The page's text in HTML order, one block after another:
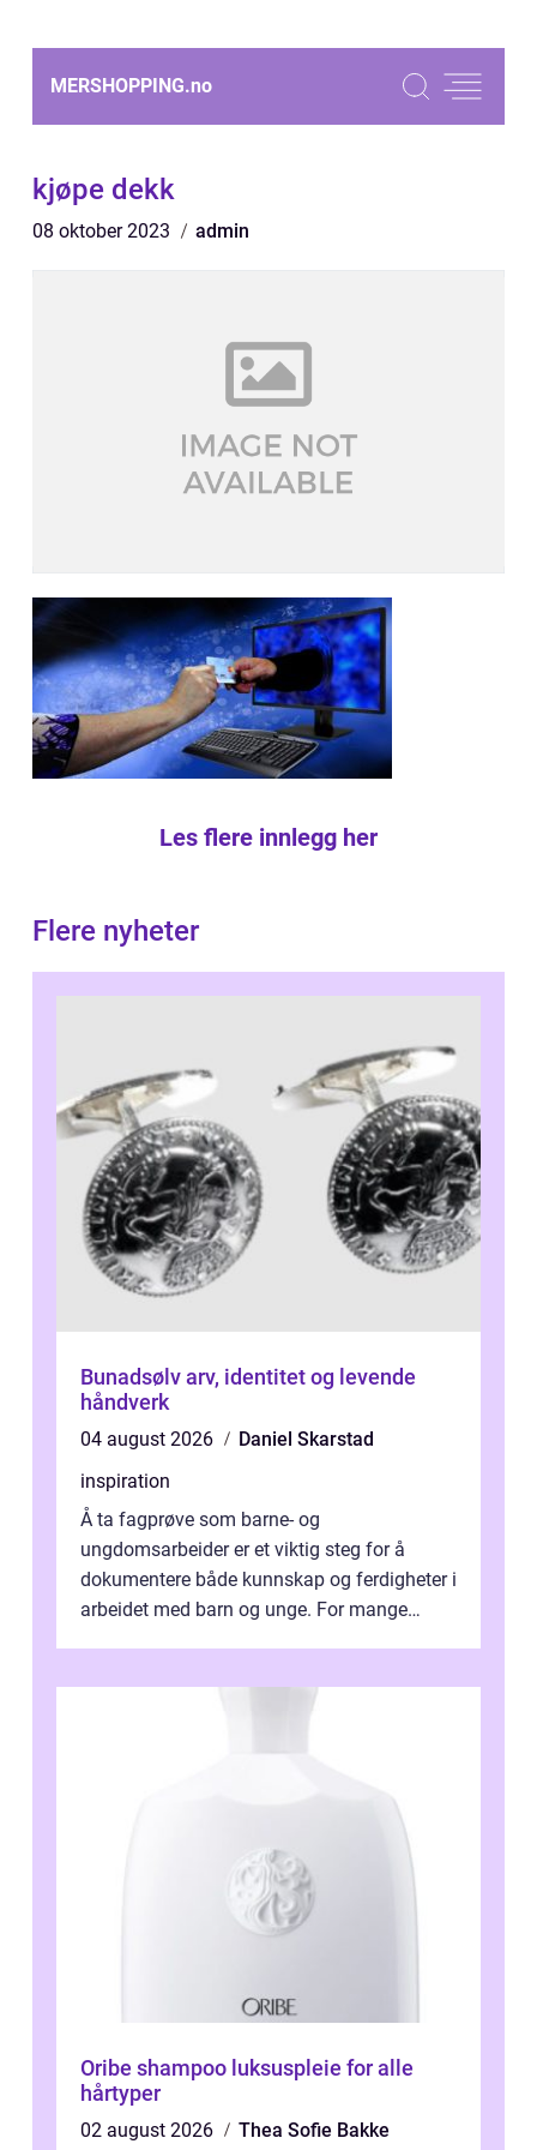
MERSHOPPING.no
kjøpe dekk
08 oktober 2023 admin
Les flere innlegg her
Flere nyheter
Bunadsølv arv, identitet og levende
håndverk
04 august 2026
Daniel Skarstad
inspiration
Å ta fagprøve som barne- og
ungdomsarbeider er et viktig steg for å
dokumentere både kunnskap og ferdigheter i
arbeidet med barn og unge. For mange
Oribe shampoo luksuspleie for alle
hårtyper
02 august 2026 Thea Sofie Bakke